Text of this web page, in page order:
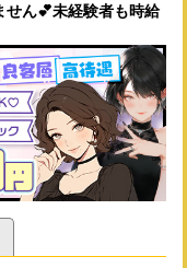
せん💕未経験者も時給